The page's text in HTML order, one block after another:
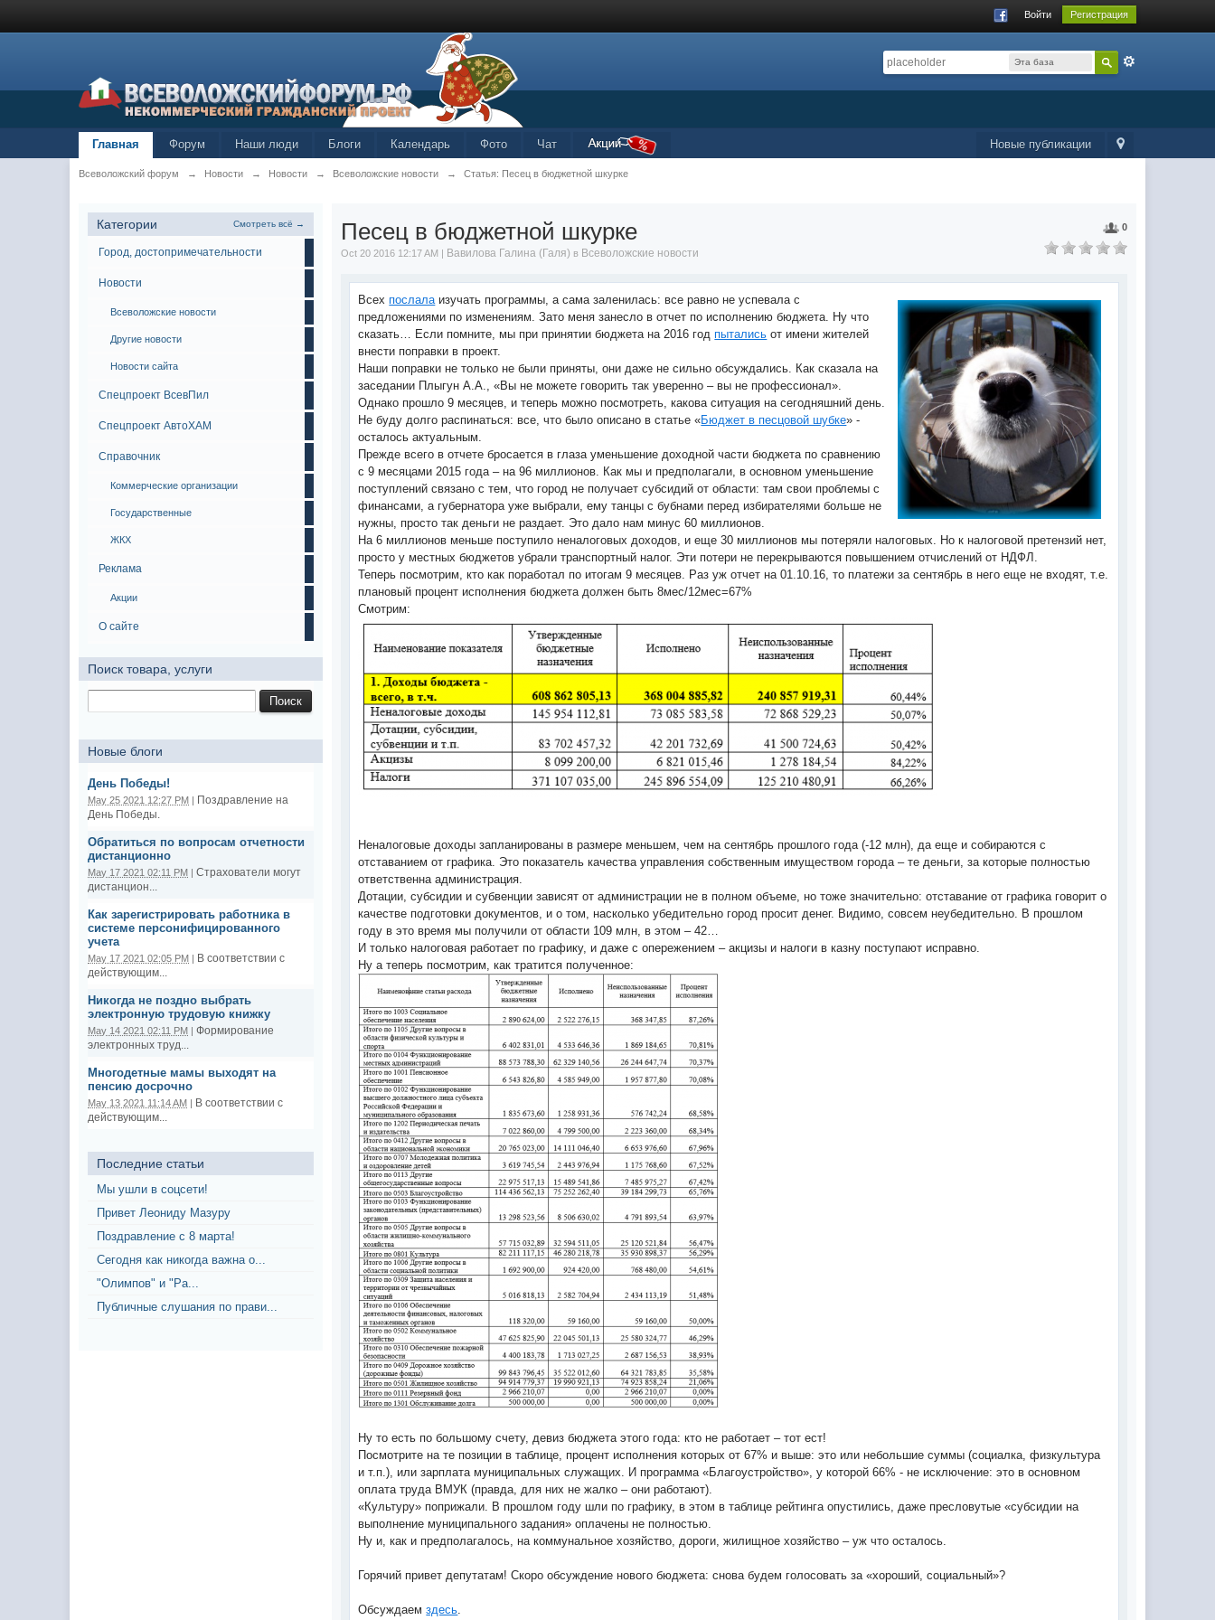
Войти Регистрация
Эта база
Новые публикации
Главная Форум Наши люди Блоги Календарь Фото Чат
Всеволожский форум → Новости → Новости → Всеволожские новости → Статья: Песец в бюджетной шкурке
Категории Смотреть всё →
Город, достопримечательности
Новости
Всеволожские новости
Другие новости
Новости сайта
Спецпроект ВсевПил
Спецпроект АвтоХАМ
Справочник
Коммерческие организации
Государственные
ЖКХ
Реклама
Акции
О сайте
Поиск товара, услуги
Новые блоги
День Победы!
May 25 2021 12:27 PM | Поздравление на
День Победы.
Обратиться по вопросам отчетности
дистанционно
May 17 2021 02:11 PM |Страхователи могут
дистанцион...
Как зарегистрировать работника в
системе персонифицированного
учета
May 17 2021 02:05 PM | В соответствии с
действующим...
Никогда не поздно выбрать
электронную трудовую книжку
May 14 2021 02:11 PM |Формирование
электронных труд...
Многодетные мамы выходят на
пенсию досрочно
May 13 2021 11:14 AM | В соответствии с
действующим...
Последние статьи
Мы ушли в соцсети!
Привет Леониду Мазуру
Поздравление с 8 марта!
Сегодня как никогда важна о...
"Олимпов" и "Ра...
Публичные слушания по прави...
0
Песец в бюджетной шкурке
Oct 20 2016 12:17 AM | Вавилова Галина (Галя) в Всеволожские новости
Всех послалаизучать программы, а сама заленилась: все равно не успевала с
предложениями по изменениям. Зато меня занесло в отчет по исполнению бюджета. Ну что
сказать… Если помните, мы при принятии бюджета на 2016 год пытались от имени жителей
внести поправки в проект.
Наши поправки не только не были приняты, они даже не сильно обсуждались. Как сказала на
заседании Плыгун А.А., «Вы не можете говорить так уверенно – вы не профессионал».
Однако прошло 9 месяцев, и теперь можно посмотреть, какова ситуация на сегодняшний день.
Не буду долго распинаться: все, что было описано в статье «Бюджет в песцовой шубке» -
осталось актуальным.
Прежде всего в отчете бросается в глаза уменьшение доходной части бюджета по сравнению
с 9 месяцами 2015 года – на 96 миллионов. Как мы и предполагали, в основном уменьшение
поступлений связано с тем, что город не получает субсидий от области: там свои проблемы с
финансами, а губернатора уже выбрали, ему танцы с бубнами перед избирателями больше не
нужны, просто так деньги не раздает. Это дало нам минус 60 миллионов.
На 6 миллионов меньше поступило неналоговых доходов, и еще 30 миллионов мы потеряли налоговых. Но к налоговой претензий нет,
просто у местных бюджетов убрали транспортный налог. Эти потери не перекрываются повышением отчислений от НДФЛ.
Теперь посмотрим, кто как поработал по итогам 9 месяцев. Раз уж отчет на 01.10.16, то платежи за сентябрь в него еще не входят, т.е.
плановый процент исполнения бюджета должен быть 8мес/12мес=67%
Смотрим:
Неналоговые доходы запланированы в размере меньшем, чем на сентябрь прошлого года (-12 млн), да еще и собираются с
отставанием от графика. Это показатель качества управления собственным имуществом города – те деньги, за которые полностью
ответственна администрация.
Дотации, субсидии и субвенции зависят от администрации не в полном объеме, но тоже значительно: отставание от графика говорит о
качестве подготовки документов, и о том, насколько убедительно город просит денег. Видимо, совсем неубедительно. В прошлом
году в это время мы получили от области 109 млн, в этом – 42…
И только налоговая работает по графику, и даже с опережением – акцизы и налоги в казну поступают исправно.
Ну а теперь посмотрим, как тратится полученное:
Ну то есть по большому счету, девиз бюджета этого года: кто не работает – тот ест!
Посмотрите на те позиции в таблице, процент исполнения которых от 67% и выше: это или небольшие суммы (социалка, физкультура
и т.п.), или зарплата муниципальных служащих. И программа «Благоустройство», у которой 66% - не исключение: это в основном
оплата труда ВМУК (правда, для них не жалко – они работают).
«Культуру» поприжали. В прошлом году шли по графику, в этом в таблице рейтинга опустились, даже пресловутые «субсидии на
выполнение муниципального задания» оплачены не полностью.
Ну и, как и предполагалось, на коммунальное хозяйство, дороги, жилищное хозяйство – уж что осталось.
Горячий привет депутатам! Скоро обсуждение нового бюджета: снова будем голосовать за «хороший, социальный»?
Обсуждаемздесь.